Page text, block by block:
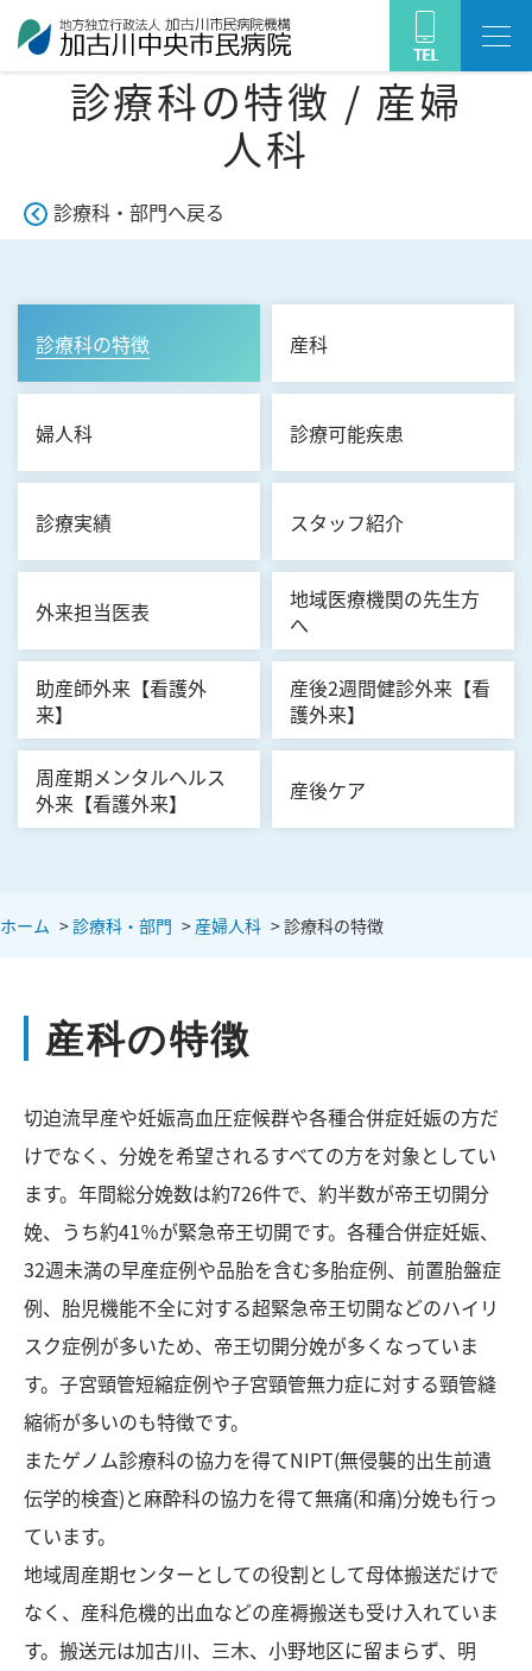
診療科の特徴 / 産婦
人科
診療科・部門へ戻る
診療科の特徴 産科
婦人科 診療可能疾患
診療実績 スタッフ紹介
外来担当医表
地域医療機関の先生方
へ
助産師外来【看護外
来】
産後2週間健診外来【看
護外来】
周産期メンタルヘルス
外来【看護外来】
産後ケア
ホーム >診療科・部門 > 産婦人科 >診療科の特徴
産科の特徴
切迫流早産や妊娠高血圧症候群や各種合併症妊娠の方だ
けでなく、分娩を希望されるすべての方を対象としてい
ます。年間総分娩数は約726件で、約半数が帝王切開分
娩、うち約41％が緊急帝王切開です。各種合併症妊娠、
32週未満の早産症例や品胎を含む多胎症例、前置胎盤症
例、胎児機能不全に対する超緊急帝王切開などのハイリ
スク症例が多いため、帝王切開分娩が多くなっていま
す。子宮頸管短縮症例や子宮頸管無力症に対する頸管縫
縮術が多いのも特徴です。
またゲノム診療科の協力を得てNIPT(無侵襲的出生前遺
伝学的検査)と麻酔科の協力を得て無痛(和痛)分娩も行っ
ています。
地域周産期センターとしての役割として母体搬送だけで
なく、産科危機的出血などの産褥搬送も受け入れていま
す。搬送元は加古川、三木、小野地区に留まらず、明